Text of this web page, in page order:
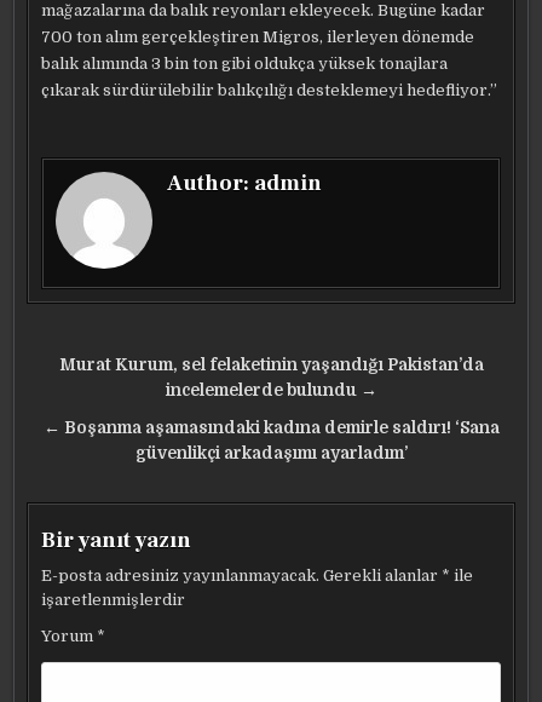
mağazalarına da balık reyonları ekleyecek. Bugüne kadar
700 ton alım gerçekleştiren Migros, ilerleyen dönemde
balık alımında 3 bin ton gibi oldukça yüksek tonajlara
çıkarak sürdürülebilir balıkçılığı desteklemeyi hedefliyor.”
Author: admin
Yazı
gezinmesi
Murat Kurum, sel felaketinin yaşandığı Pakistan’da
incelemelerde bulundu →
← Boşanma aşamasındaki kadına demirle saldırı! ‘Sana
güvenlikçi arkadaşımı ayarladım’
Bir yanıt yazın
E-posta adresiniz yayınlanmayacak. Gerekli alanlar * ile
işaretlenmişlerdir
Yorum *